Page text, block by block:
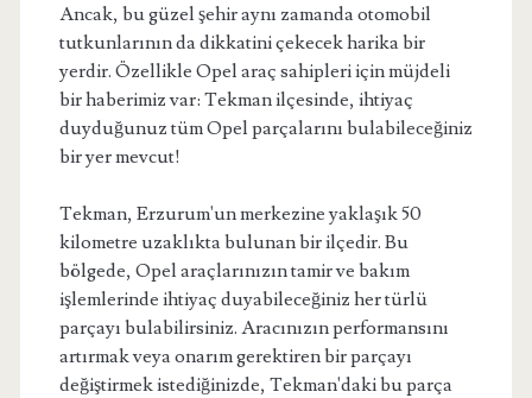
Ancak, bu güzel şehir aynı zamanda otomobil
tutkunlarının da dikkatini çekecek harika bir
yerdir. Özellikle Opel araç sahipleri için müjdeli
bir haberimiz var: Tekman ilçesinde, ihtiyaç
duyduğunuz tüm Opel parçalarını bulabileceğiniz
bir yer mevcut!
Tekman, Erzurum'un merkezine yaklaşık 50
kilometre uzaklıkta bulunan bir ilçedir. Bu
bölgede, Opel araçlarınızın tamir ve bakım
işlemlerinde ihtiyaç duyabileceğiniz her türlü
parçayı bulabilirsiniz. Aracınızın performansını
artırmak veya onarım gerektiren bir parçayı
değiştirmek istediğinizde, Tekman'daki bu parça